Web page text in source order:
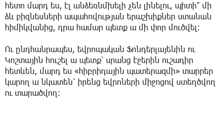
հետո մարդ ես, էլ անձեռնմխելի չեն լինելու, պիտի՞ մի
ձև բիզնեսների ապահովության երաշխիքներ ստանան
հիմիկվանից, դրա համար պետք ա մի փոր մուծվել։
Ու ընդհանրապես, եվրոպական Ֆոնդերլայենին ու
Կոշտային հուշել ա պետք՝ սրանց էջերին ուշադիր
հետևեն, մարդ ես «հիբրիդային պատերազմի» տարրեր
կարող ա նկատեն՝ իրենց եվրոների միջոցով ստեղծվող
ու տարածվող։